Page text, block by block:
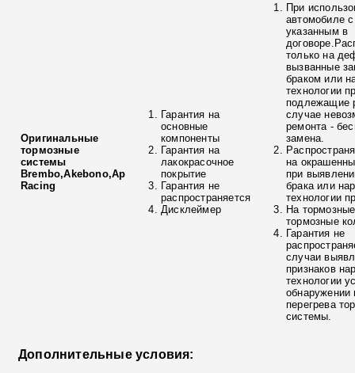
Оригинальные
тормозные
системы
Brembo,Akebono,Ap
Racing
Гарантия на
основные
компоненты
Гарантия на
лакокрасочное
покрытие
Гарантия не
распространяется
Дисклеймер
При
автомобиле
указанным в
только на
вызванные
браком или
технологии
подлежащие
случае
ремонта -
замена.
на
при
брака или
технологии
На
тормозные
Гарантия не
случаи
признаков
технологии
обнаружении
перегрева
системы.
Дополнительные условия: